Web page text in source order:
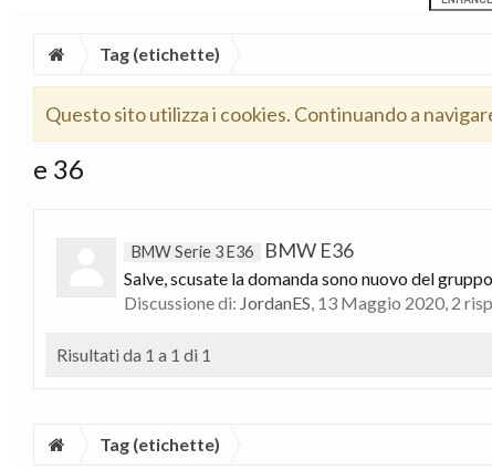
Tag (etichette)
Questo sito utilizza i cookies. Continuando a
e 36
BMW Serie 3 E36 BMW E36
Salve, scusate la domanda sono nuovo del
Discussione di: JordanES, 13 Maggio 2020, 2
Risultati da 1 a 1 di 1
Tag (etichette)